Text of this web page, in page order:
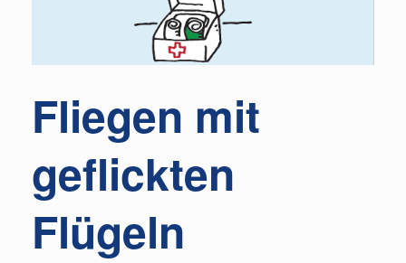
Fliegen mit
geflickten
Flügeln